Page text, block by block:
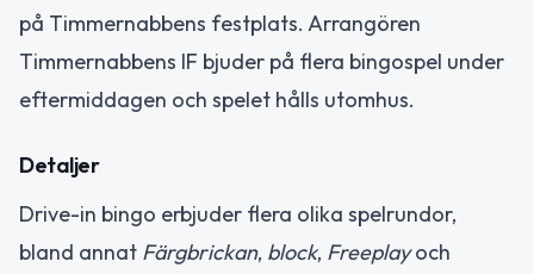
på Timmernabbens festplats. Arrangören
Timmernabbens IF bjuder på flera bingospel under
eftermiddagen och spelet hålls utomhus.
Detaljer
Drive-in bingo erbjuder flera olika spelrundor,
bland annat Färgbrickan, block, Freeplayoch